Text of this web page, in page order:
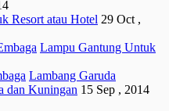
Resort atau Hotel 29 Oct ,
Lampu Gantung Untuk
Lambang Garuda
dan Kuningan 15 Sep , 2014